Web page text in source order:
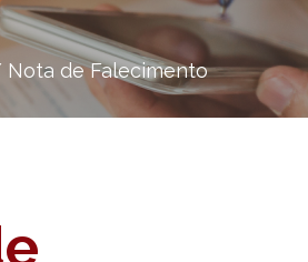
Nota de Falecimento